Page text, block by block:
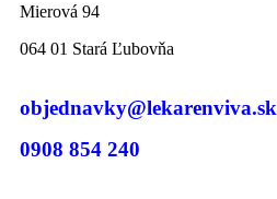
Mierová 94
064 01 Stará Ľubovňa
objednavky@lekarenviva.sk
0908 854 240